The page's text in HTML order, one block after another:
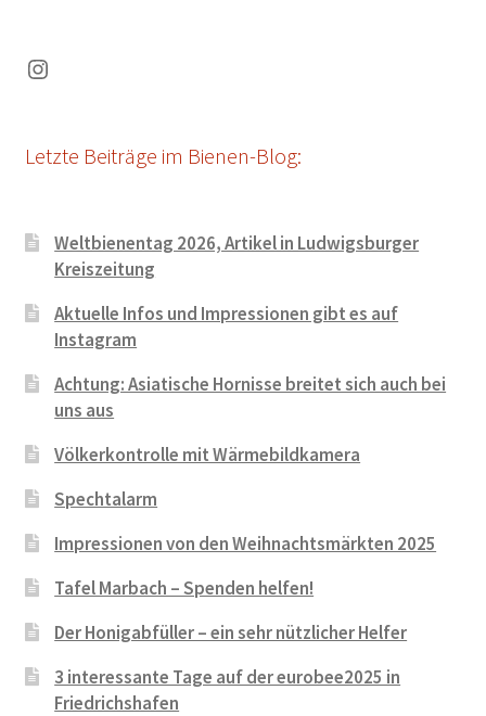
Instagram
Letzte Beiträge im Bienen-Blog:
Weltbienentag 2026, Artikel in Ludwigsburger
Kreiszeitung
Aktuelle Infos und Impressionen gibt es auf
Instagram
Achtung: Asiatische Hornisse breitet sich auch bei
uns aus
Völkerkontrolle mit Wärmebildkamera
Spechtalarm
Impressionen von den Weihnachtsmärkten 2025
Tafel Marbach – Spenden helfen!
Der Honigabfüller – ein sehr nützlicher Helfer
3 interessante Tage auf der eurobee2025 in
Friedrichshafen